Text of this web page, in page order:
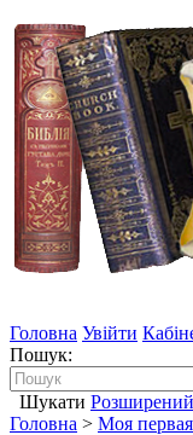
Головна Увійти
Пошук:
Шукати
Головна > Моя